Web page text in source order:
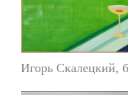
Игорь Скалецкий,